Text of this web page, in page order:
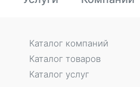
Каталог компаний
Каталог товаров
Каталог услуг